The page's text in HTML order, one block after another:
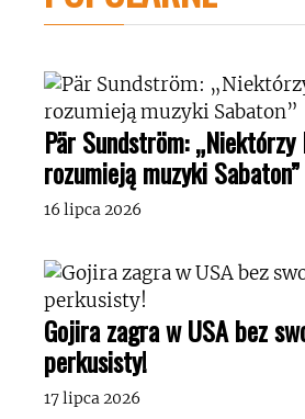
Pär Sundström:
rozumieją muzyki Sabaton”
16 lipca 2026
Gojira zagra w USA bez
perkusisty!
17 lipca 2026